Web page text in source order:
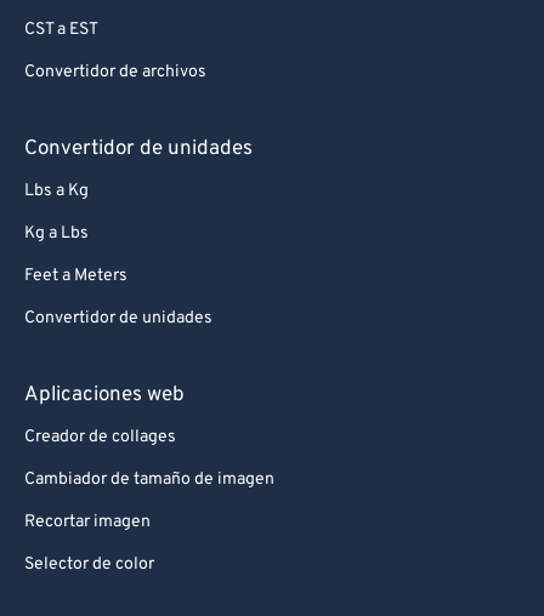
CST a EST
Convertidor de archivos
Convertidor de unidades
Lbs a Kg
Kg a Lbs
Feet a Meters
Convertidor de unidades
Aplicaciones web
Creador de collages
Cambiador de tamaño de imagen
Recortar imagen
Selector de color